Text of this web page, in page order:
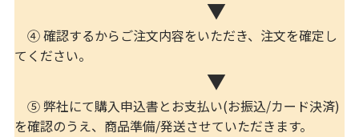
▼
④ 確認するからご注文内容をいただき、注文を確定し
てください。
▼
⑤ 弊社にて購入申込書とお支払い(お振込/カード決済)
を確認のうえ、商品準備/発送させていただきます。